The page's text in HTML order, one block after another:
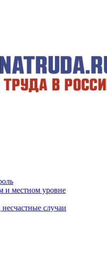
и местном уровне
случаи